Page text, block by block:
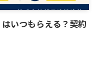
いつもらえる？契約